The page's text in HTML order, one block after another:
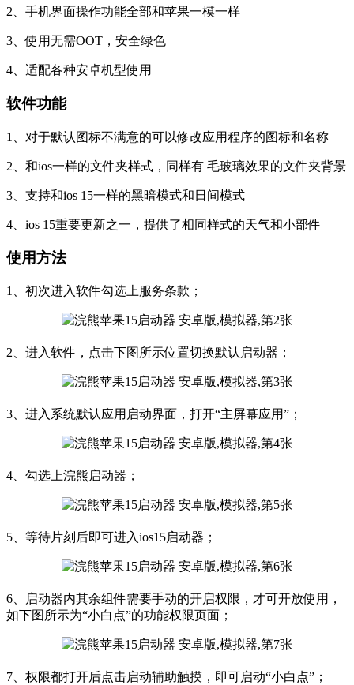
2、手机界面操作功能全部和苹果一模一样
3、使用无需OOT，安全绿色
4、适配各种安卓机型使用
软件功能
1、对于默认图标不满意的可以修改应用程序的图标和名称
2、和ios一样的文件夹样式，同样有 毛玻璃效果的文件夹背景
3、支持和ios 15一样的黑暗模式和日间模式
4、ios 15重要更新之一，提供了相同样式的天气和小部件
使用方法
1、初次进入软件勾选上服务条款；
2、进入软件，点击下图所示位置切换默认启动器；
3、进入系统默认应用启动界面，打开“主屏幕应用”；
4、勾选上浣熊启动器；
5、等待片刻后即可进入ios15启动器；
6、启动器内其余组件需要手动的开启权限，才可开放使用，
如下图所示为“小白点”的功能权限页面；
7、权限都打开后点击启动辅助触摸，即可启动“小白点”；